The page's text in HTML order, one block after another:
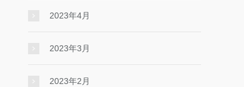
2023年4月
2023年3月
2023年2月